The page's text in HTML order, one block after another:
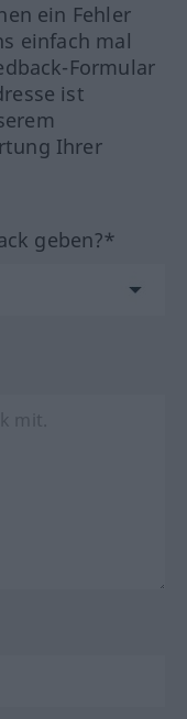
ein Fehler
einfach mal
Formular
ist
Ihrer
geben?*